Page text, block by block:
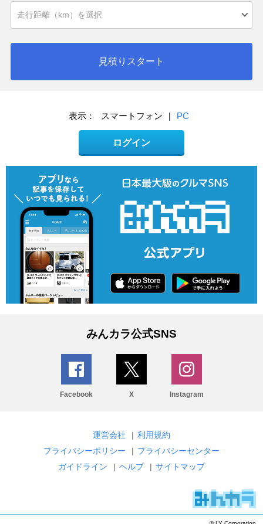
見積りスタート
表示： スマートフォン | PC
ログイン
みんカラ公式SNS
Facebook X Instagram
運営会社 | 利用規約
プライバシーポリシー
| プライバシーセンター
ガイドライン
| ヘルプ | サイトマップ